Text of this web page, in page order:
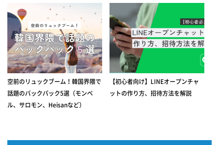
空前のリュックブーム！韓国界隈で
話題のバックパック5選（モンベ
ル、サロモン、Heisanなど）
【初心者向け】LINEオープンチャ
ットの作り方、招待方法を解説